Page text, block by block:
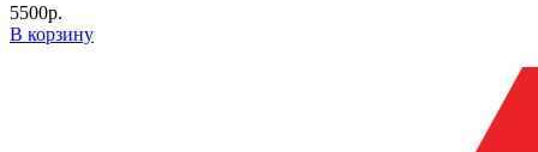
5500р.
В корзину